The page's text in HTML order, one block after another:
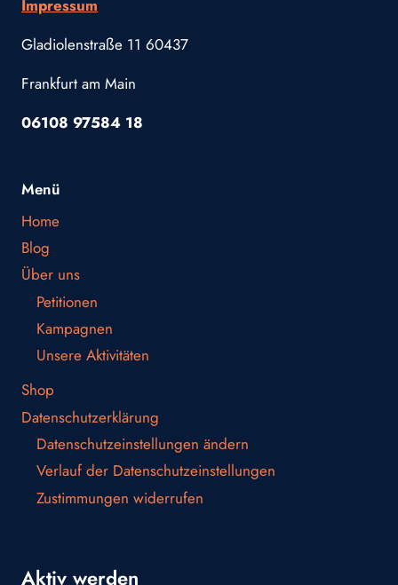
Impressum
Gladiolenstraße 11 60437
Frankfurt am Main
06108 97584 18
Menü
Home
Blog
Über uns
Petitionen
Kampagnen
Unsere Aktivitäten
Shop
Datenschutzerklärung
Datenschutzeinstellungen ändern
Verlauf der Datenschutzeinstellungen
Zustimmungen widerrufen
Aktiv werden